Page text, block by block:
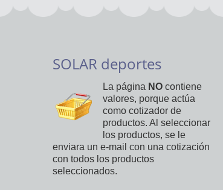
SOLAR deportes
La página NO contiene
valores, porque actúa
como cotizador de
productos. Al seleccionar
los productos, se le
enviara un e-mail con una cotización
con todos los productos
seleccionados.